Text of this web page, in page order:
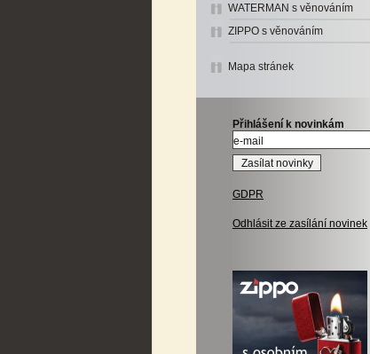
WATERMAN s věnováním
ZIPPO s věnováním
Mapa stránek
Přihlášení k novinkám
GDPR
Odhlásit ze zasílání novinek